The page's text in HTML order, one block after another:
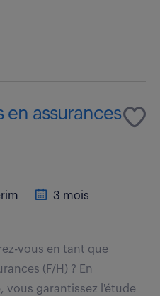
en assurances
3 mois
vous en tant que
(F/H) ? En
vous garantissez l'étude